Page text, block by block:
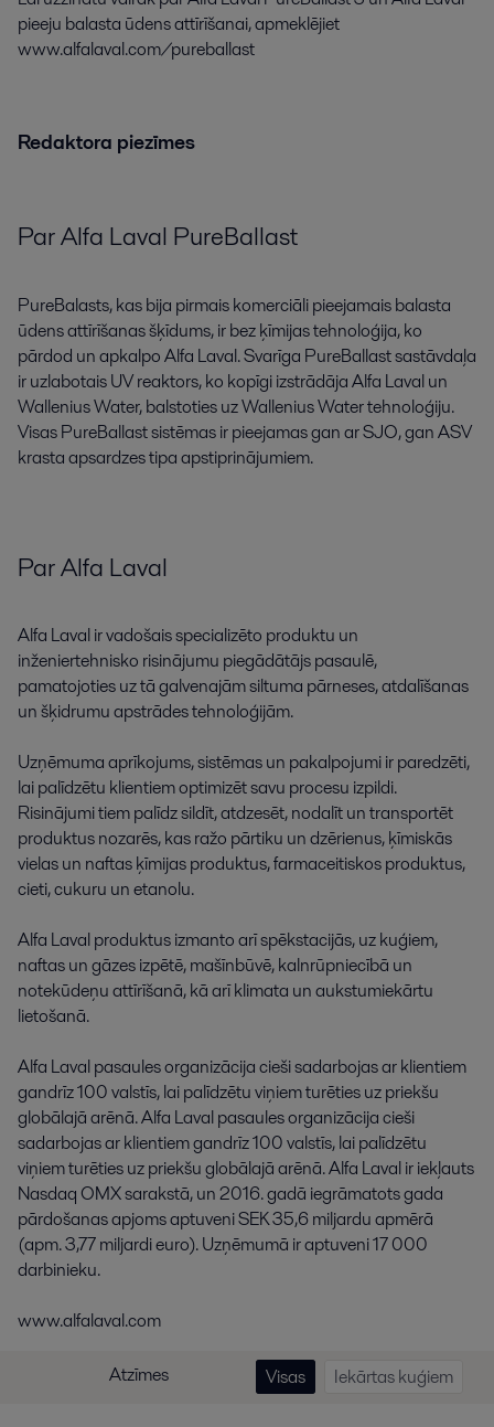
pieeju balasta ūdensattīrīšanai,apmeklējiet
www.alfalaval.com/pureballast
Redaktora piezīmes
ParAlfa Laval PureBallast
PureBalasts,kasbija pirmaiskomerciālipieejamaisbalasta
ūdensattīrīšanasšķīdums,irbez ķīmijastehnoloģija,ko
pārdod unapkalpoAlfa Laval.Svarīga PureBallastsastāvdaļa
iruzlabotaisUVreaktors,ko kopīgiizstrādājaAlfa Lavalun
WalleniusWater,balstotiesuzWalleniusWatertehnoloģiju.
VisasPureBallastsistēmasirpieejamasganarSJO,ganASV
krastaapsardzestipaapstiprinājumiem.
ParAlfa Laval
Alfa Lavalirvadošaisspecializēto produktu un
inženiertehnisko risinājumu piegādātājspasaulē,
pamatojotiesuztāgalvenajāmsiltuma pārneses,atdalīšanas
unšķidrumuapstrādestehnoloģijām.
Uzņēmumaaprīkojums,sistēmasun pakalpojumiirparedzēti,
laipalīdzētu klientiemoptimizētsavu procesu izpildi.
Risinājumitiempalīdzsildīt,atdzesēt,nodalītuntransportēt
produktusnozarēs,kasražo pārtiku undzērienus,ķīmiskās
vielasun naftasķīmijasproduktus,farmaceitiskosproduktus,
cieti,cukuru unetanolu.
Alfa Lavalproduktusizmantoarīspēkstacijās,uzkuģiem,
naftasungāzesizpētē,mašīnbūvē,kalnrūpniecībā un
notekūdeņuattīrīšanā,kāarīklimata unaukstumiekārtu
lietošanā.
Alfa Lavalpasaulesorganizācijaciešisadarbojasarklientiem
gandrīz100valstīs,laipalīdzētuviņiemturētiesuzpriekšu
globālajāarēnā.Alfa Lavalpasaulesorganizācijacieši
sadarbojasarklientiemgandrīz100valstīs,laipalīdzētu
viņiemturētiesuzpriekšuglobālajāarēnā.Alfa Lavaliriekļauts
Nasdaq OMXsarakstā,un2016.gadā iegrāmatotsgada
pārdošanasapjomsaptuveniSEK35,6miljarduapmērā
(apm.3,77miljardieuro).Uzņēmumā iraptuveni17000
darbinieku.
www.alfalaval.com
Atzīmes Visas Iekārtas kuģiem